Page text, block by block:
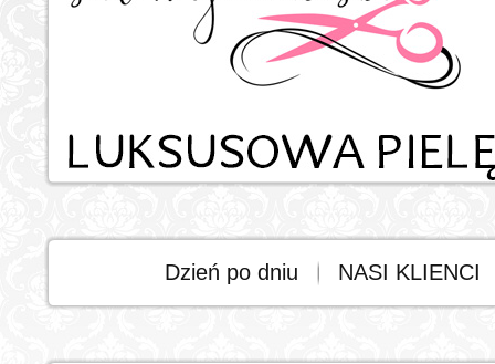
Dzień po dniu NASI KLIENCI